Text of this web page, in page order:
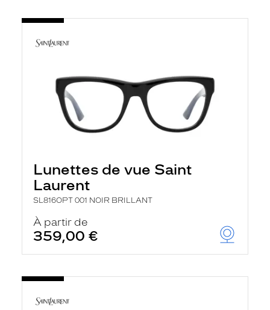
Lunettes de vue Saint
Laurent
SL816OPT 001 NOIR BRILLANT
À partir de
359,00 €